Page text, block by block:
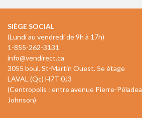
SIÈGE SOCIAL
(Lundi au vendredi de 9h à 17h)
1-855-262-3131
info@vendirect.ca
3055 boul. St-Martin Ouest. 5e étage
LAVAL (Qc) H7T 0J3
(Centropolis : entre avenue Pierre-
Johnson)